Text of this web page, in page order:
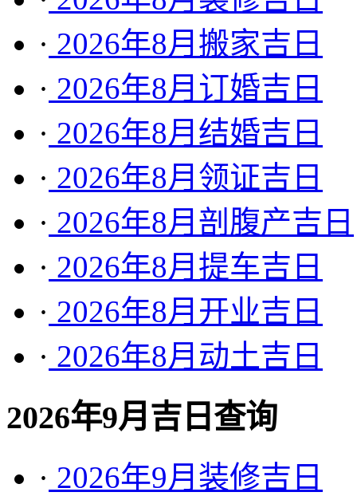
· 2026年8月搬家吉日
· 2026年8月订婚吉日
· 2026年8月结婚吉日
· 2026年8月领证吉日
· 2026年8月剖腹产吉日
· 2026年8月提车吉日
· 2026年8月开业吉日
· 2026年8月动土吉日
2026年9月吉日查询
· 2026年9月装修吉日